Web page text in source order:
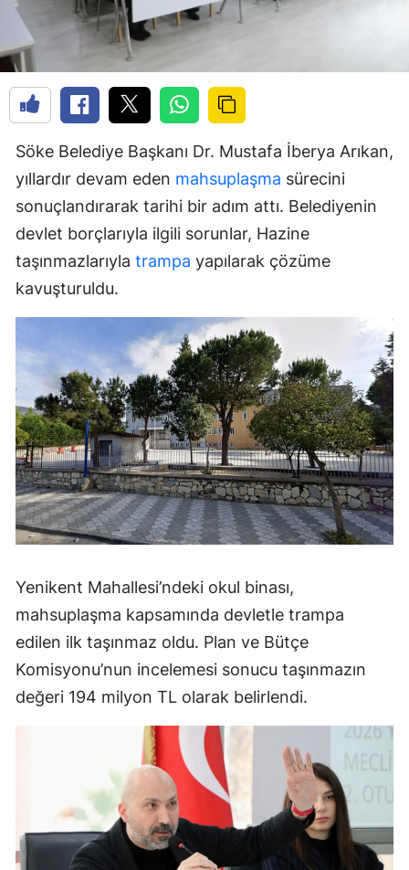
Söke Belediye Başkanı Dr. Mustafa İberya Arıkan,
yıllardır devam eden mahsuplaşma sürecini
sonuçlandırarak tarihi bir adım attı. Belediyenin
devlet borçlarıyla ilgili sorunlar, Hazine
taşınmazlarıyla trampa yapılarak çözüme
kavuşturuldu.
Yenikent Mahallesi’ndeki okul binası,
mahsuplaşma kapsamında devletle trampa
edilen ilk taşınmaz oldu. Plan ve Bütçe
Komisyonu’nun incelemesi sonucu taşınmazın
değeri 194 milyon TL olarak belirlendi.